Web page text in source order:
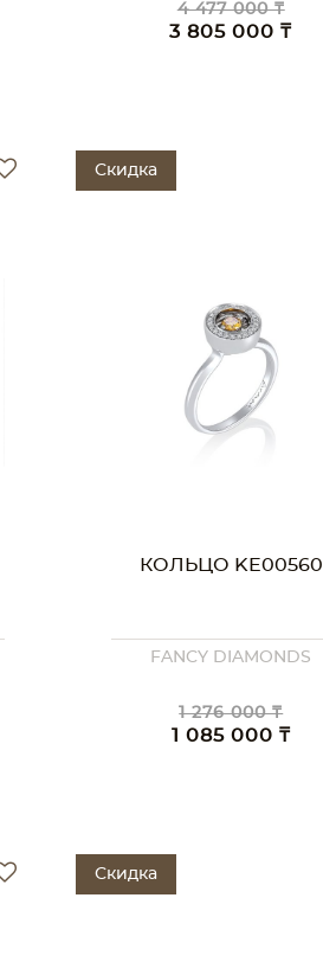
4 477 000 ₸
3 805 000 ₸
Скидка
КОЛЬЦО KE00560
FANCY DIAMONDS
1 276 000 ₸
1 085 000 ₸
Скидка